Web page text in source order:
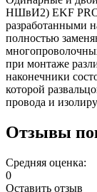
НШвИ2) EKF
разработанными
полностью
при монтаже
наконечники
которой
провода и
Отзывы
Средняя оценка:
0
Оставить отзыв